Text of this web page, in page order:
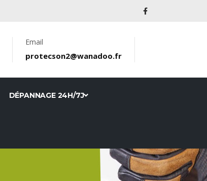
Email
protecson2@wanadoo.fr
DÉPANNAGE 24H/7J